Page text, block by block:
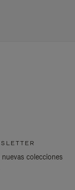
colecciones